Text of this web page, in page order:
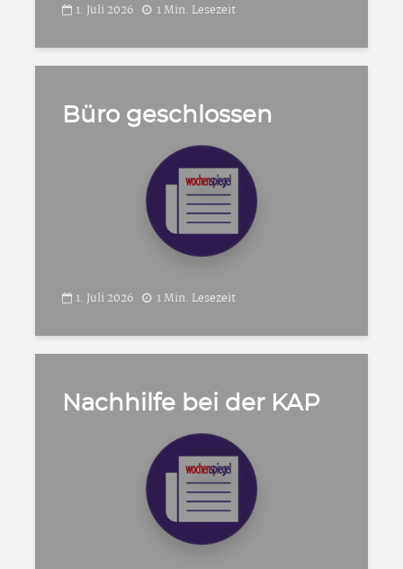
1. Juli 2026 1 Min. Lesezeit
Büro geschlossen
1. Juli 2026 1 Min. Lesezeit
Nachhilfe bei der KAP